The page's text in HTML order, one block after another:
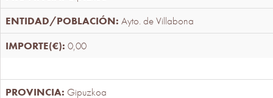
Ayto. de Villabona
0,00
Gipuzkoa